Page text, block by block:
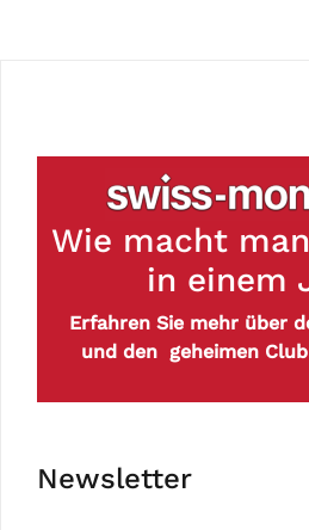
Wie macht
in einem
Erfahren Sie mehr über
und den geheimen
Newsletter